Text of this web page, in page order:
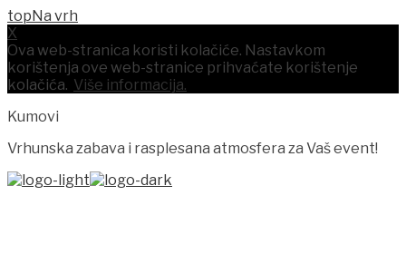
Na vrh
X
Ova web-stranica koristi kolačiće. Nastavkom
korištenja ove web-stranice prihvaćate korištenje
kolačića. Više informacija.
Kumovi
Vrhunska zabava i rasplesana atmosfera za Vaš event!